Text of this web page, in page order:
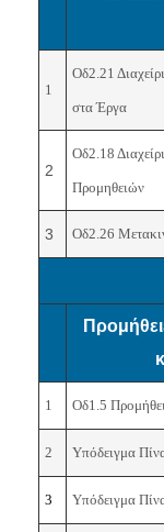
1
Οδ2.21
στα Έργα
2
Οδ2.18
Προμηθειών
3 Οδ2.26
1 Οδ1.5
2 Υπόδειγμα
3 Υπόδειγμα